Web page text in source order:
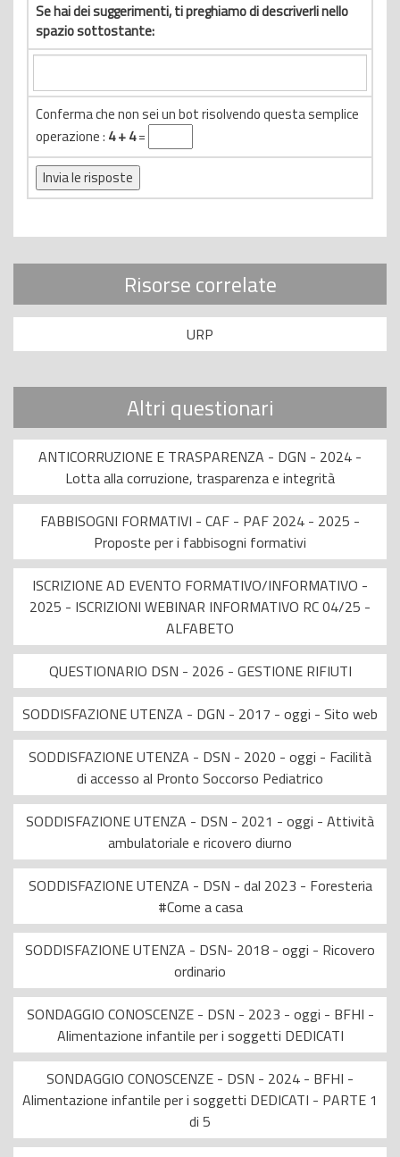
Se hai dei suggerimenti, ti preghiamo di descriverli nello
spazio sottostante:
Conferma che non sei un bot risolvendo questa semplice
operazione : 4 + 4=
Risorse correlate
URP
Altri questionari
ANTICORRUZIONE E TRASPARENZA - DGN - 2024 -
Lotta alla corruzione, trasparenza e integrità
FABBISOGNI FORMATIVI - CAF - PAF 2024 - 2025 -
Proposte per i fabbisogni formativi
ISCRIZIONE AD EVENTO FORMATIVO/INFORMATIVO -
2025 - ISCRIZIONI WEBINAR INFORMATIVO RC 04/25 -
ALFABETO
QUESTIONARIO DSN - 2026 - GESTIONE RIFIUTI
SODDISFAZIONE UTENZA - DGN - 2017 - oggi - Sito web
SODDISFAZIONE UTENZA - DSN - 2020 - oggi - Facilità
di accesso al Pronto Soccorso Pediatrico
SODDISFAZIONE UTENZA - DSN - 2021 - oggi - Attività
ambulatoriale e ricovero diurno
SODDISFAZIONE UTENZA - DSN - dal 2023 - Foresteria
#Come a casa
SODDISFAZIONE UTENZA - DSN- 2018 - oggi - Ricovero
ordinario
SONDAGGIO CONOSCENZE - DSN - 2023 - oggi - BFHI -
Alimentazione infantile per i soggetti DEDICATI
SONDAGGIO CONOSCENZE - DSN - 2024 - BFHI -
Alimentazione infantile per i soggetti DEDICATI - PARTE 1
di 5